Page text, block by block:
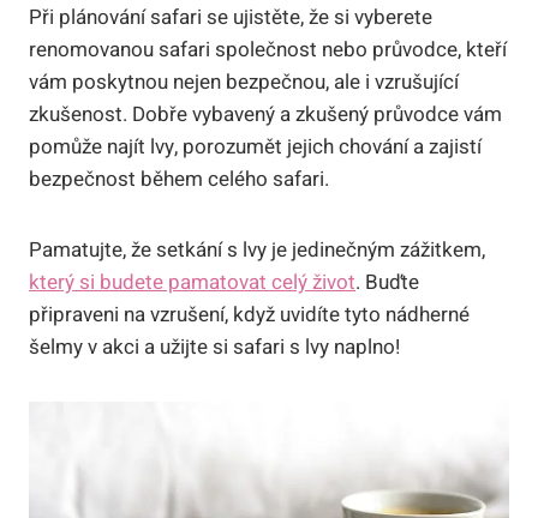
Při plánování safari se ujistěte, že si vyberete
renomovanou safari společnost nebo průvodce, kteří
vám poskytnou nejen bezpečnou, ale i vzrušující
zkušenost. Dobře vybavený a zkušený průvodce vám
pomůže najít lvy, porozumět jejich chování a zajistí
bezpečnost během celého safari.
Pamatujte, že setkání s lvy je jedinečným zážitkem,
který si budete pamatovat celý život. Buďte
připraveni na vzrušení, když uvidíte tyto nádherné
šelmy v akci a užijte si safari s lvy naplno!